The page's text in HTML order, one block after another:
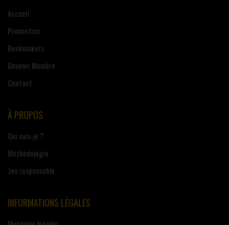
Accueil
Pronostics
Bookmakers
Devenir Membre
Contact
À PROPOS
Qui suis-je ?
Méthodologie
Jeu responsable
INFORMATIONS LÉGALES